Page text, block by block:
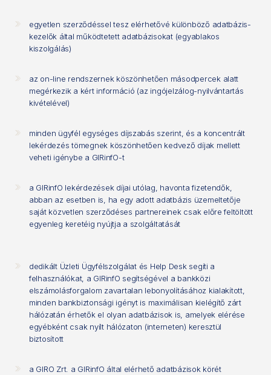
egyetlen szerződéssel tesz elérhetővé különböző adatbázis-
kezelők által működtetett adatbázisokat (egyablakos
kiszolgálás)
az on-line rendszernek köszönhetően másodpercek alatt
megérkezik a kért információ (az ingójelzálog-nyilvántartás
kivételével)
minden ügyfél egységes díjszabás szerint, és a koncentrált
lekérdezés tömegnek köszönhetően kedvező díjak mellett
veheti igénybe a GIRinfO-t
a GIRinfO lekérdezések díjai utólag, havonta fizetendők,
abban az esetben is, ha egy adott adatbázis üzemeltetője
saját közvetlen szerződéses partnereinek csak előre feltöltött
egyenleg keretéig nyújtja a szolgáltatását
dedikált Üzleti Ügyfélszolgálat és Help Desk segíti a
felhasználókat, a GIRinfO segítségével a bankközi
elszámolásforgalom zavartalan lebonyolításához kialakított,
minden bankbiztonsági igényt is maximálisan kielégítő zárt
hálózatán érhetők el olyan adatbázisok is, amelyek elérése
egyébként csak nyílt hálózaton (interneten) keresztül
biztosított
a GIRO Zrt. a GIRinfO által elérhető adatbázisok körét